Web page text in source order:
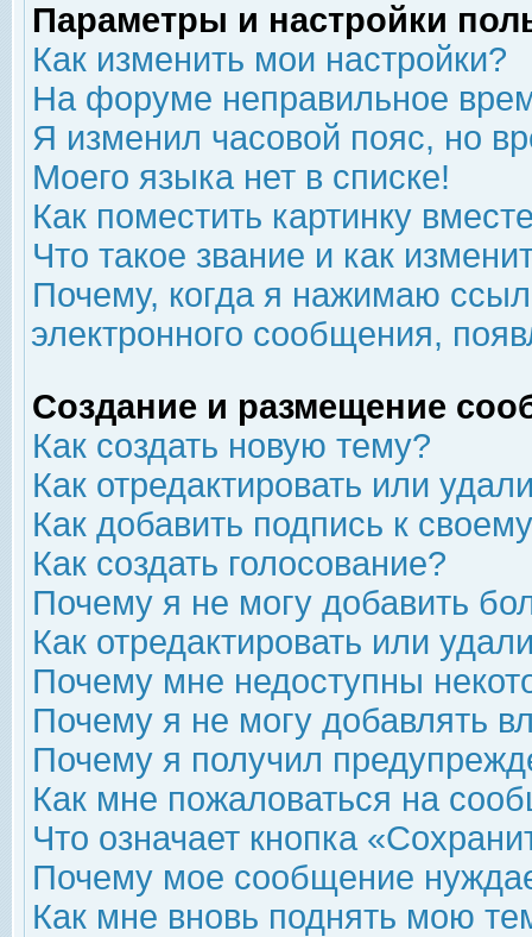
Параметры и настройки
Как изменить мои настройки?
На форуме неправильное
Я изменил часовой пояс, но
Моего языка нет в списке!
Как поместить картинку
Что такое звание и как
Почему, когда я нажимаю
электронного сообщения,
Создание и размещение
Как создать новую тему?
Как отредактировать или
Как добавить подпись к
Как создать голосование?
Почему я не могу добавить
Как отредактировать или
Почему мне недоступны
Почему я не могу добавлять
Почему я получил
Как мне пожаловаться на
Что означает кнопка
Почему мое сообщение
Как мне вновь поднять мою